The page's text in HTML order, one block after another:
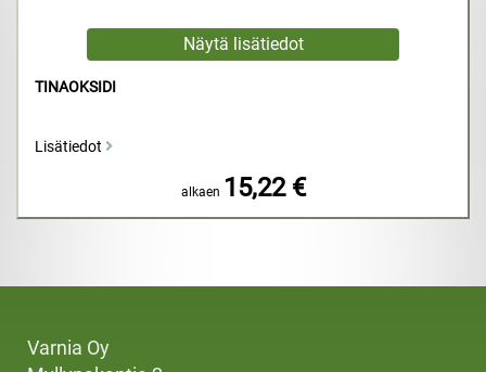
TINAOKSIDI
Lisätiedot
alkaen 15,22 €
Varnia Oy